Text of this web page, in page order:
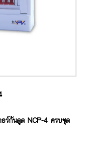
อร์กันดูด NCP-4 ครบชุด